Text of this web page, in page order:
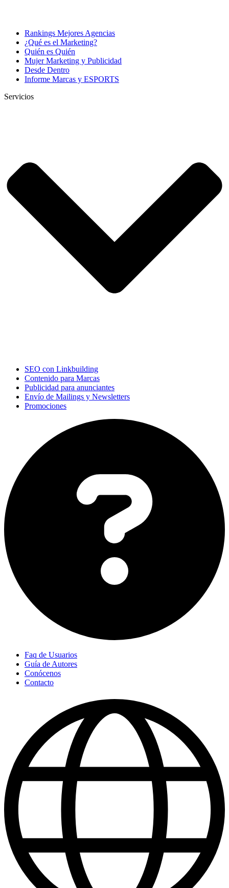
Rankings Mejores Agencias
¿Qué es el Marketing?
Quién es Quién
Mujer Marketing y Publicidad
Desde Dentro
Informe Marcas y ESPORTS
Servicios
SEO con Linkbuilding
Contenido para Marcas
Publicidad para anunciantes
Envío de Mailings y Newsletters
Promociones
Faq de Usuarios
Guía de Autores
Conócenos
Contacto